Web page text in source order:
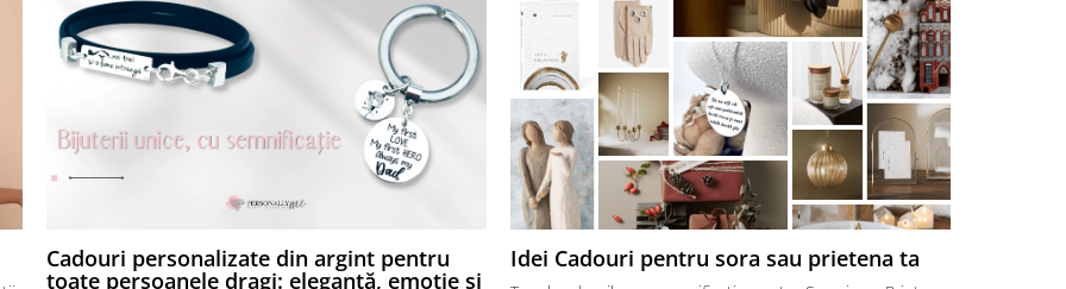
Cadouri personalizate din argint pentru
toate persoanele dragi: eleganță, emoție și
Idei Cadouri pentru sora sau prietena ta